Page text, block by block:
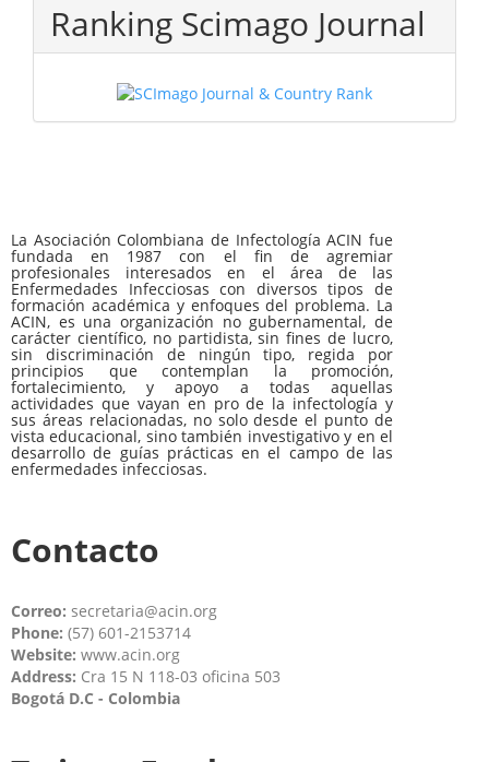
Ranking Scimago Journal
La Asociación Colombiana de Infectología ACIN fue
fundada en 1987 con el fin de agremiar
profesionales interesados en el área de las
Enfermedades Infecciosas con diversos tipos de
formación académica y enfoques del problema. La
ACIN, es una organización no gubernamental, de
carácter científico, no partidista, sin fines de lucro,
sin discriminación de ningún tipo, regida por
principios que contemplan la promoción,
fortalecimiento, y apoyo a todas aquellas
actividades que vayan en pro de la infectología y
sus áreas relacionadas, no solo desde el punto de
vista educacional, sino también investigativo y en el
desarrollo de guías prácticas en el campo de las
enfermedades infecciosas.
Contacto
Correo: secretaria@acin.org
Phone: (57) 601-2153714
Website: www.acin.org
Address: Cra 15 N 118-03 oficina 503
Bogotá D.C - Colombia